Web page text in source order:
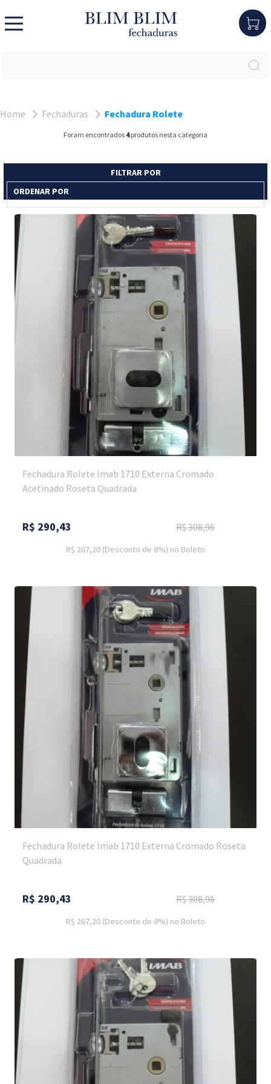
Home Fechaduras Fechadura Rolete
Foram encontrados 4produtos nesta categoria
FILTRAR POR
ORDENAR POR
Fechadura Rolete Imab 1710 Externa Cromado
Acetinado Roseta Quadrada
R$308,96
R$ 290,43
R$ 267,20 (Desconto de 8%) no Boleto
Fechadura Rolete Imab 1710 Externa Cromado Roseta
Quadrada
R$308,96
R$ 290,43
R$ 267,20 (Desconto de 8%) no Boleto